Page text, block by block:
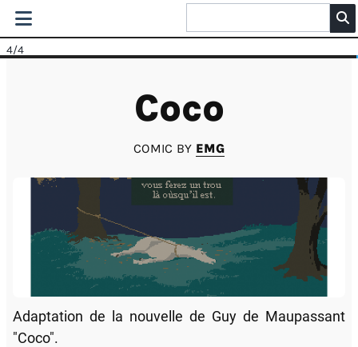
4/4
Coco
COMIC BY EMG
Adaptation de la nouvelle de Guy de Maupassant
"Coco".